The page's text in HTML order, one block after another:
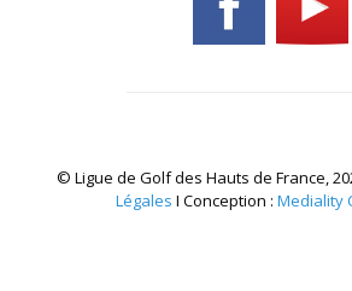
© Ligue de Golf des Hauts de France,
Légales I Conception : Mediality